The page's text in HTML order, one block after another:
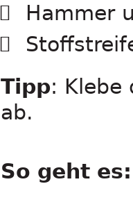
Hammer
Tipp: Klebe
ab.
So geht es: